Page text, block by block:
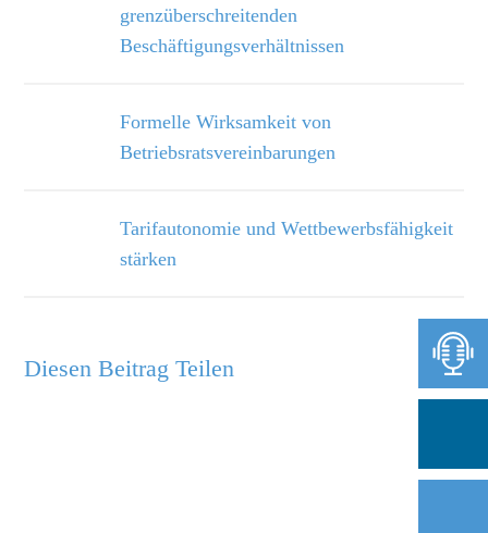
grenzüberschreitenden
Beschäftigungsverhältnissen
Formelle Wirksamkeit von
Betriebsratsvereinbarungen
Tarifautonomie und Wettbewerbsfähigkeit
stärken
Diesen Beitrag Teilen